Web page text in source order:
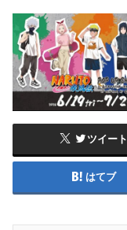
ツイート
はてブ